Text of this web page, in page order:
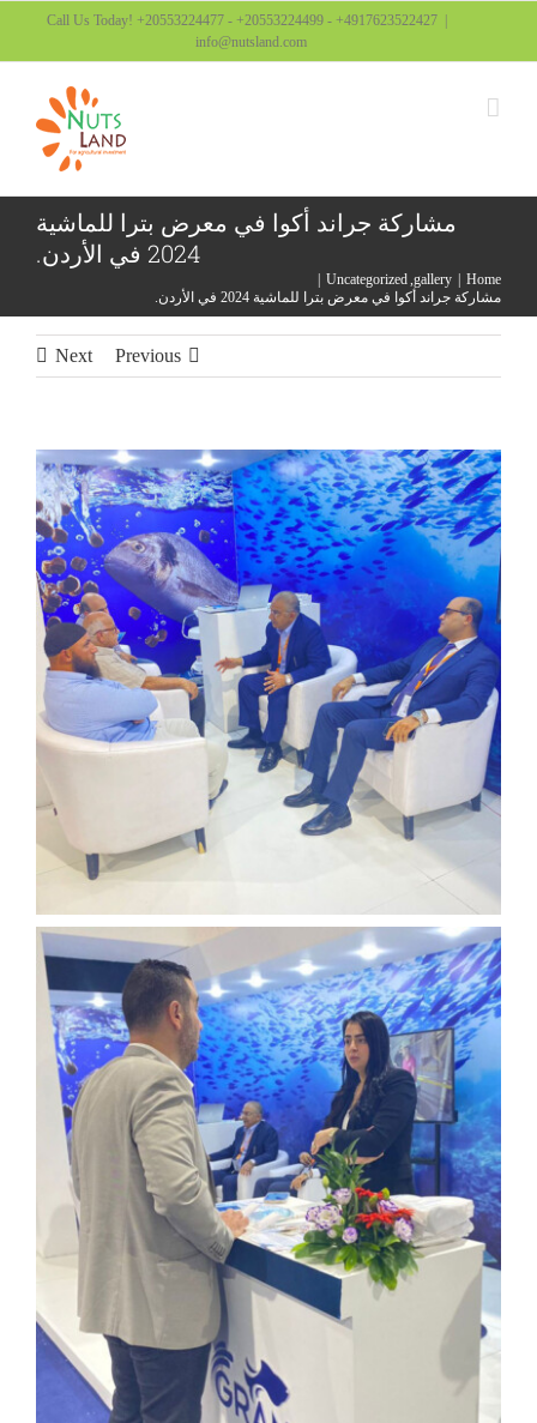
Call Us Today! +20553224477 - +20553224499 - +4917623522427
info@nutsland.com
مشاركة جراند أكوا في معرض بترا للماشية
2024 في الأردن.
Home
gallery
Uncategorized
مشاركة جراند أكوا في معرض بترا للماشية 2024 في الأردن.
Previous
Next